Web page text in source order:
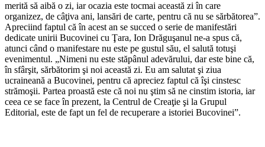
merită să aibă o zi, iar ocazia este tocmai această zi în care
organizez, de câţiva ani, lansări de carte, pentru că nu se sărbătorea”.
Apreciind faptul că în acest an se succed o serie de manifestări
dedicate unirii Bucovinei cu Ţara, Ion Drăguşanul ne-a spus că,
atunci când o manifestare nu este pe gustul său, el salută totuşi
evenimentul. „Nimeni nu este stăpânul adevărului, dar este bine că,
în sfârşit, sărbătorim şi noi această zi. Eu am salutat şi ziua
ucraineană a Bucovinei, pentru că apreciez faptul că îşi cinstesc
strămoşii. Partea proastă este că noi nu ştim să ne cinstim istoria, iar
ceea ce se face în prezent, la Centrul de Creaţie şi la Grupul
Editorial, este de fapt un fel de recuperare a istoriei Bucovinei”.